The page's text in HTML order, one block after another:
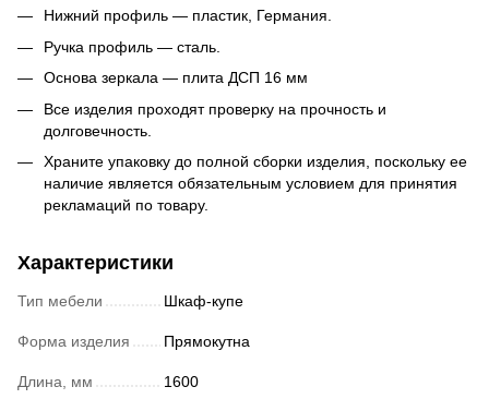
Нижний профиль — пластик, Германия.
Ручка профиль — сталь.
Основа зеркала — плита ДСП 16 мм
Все изделия проходят проверку на прочность и
долговечность.
Храните упаковку до полной сборки изделия, поскольку ее
наличие является обязательным условием для принятия
рекламаций по товару.
Характеристики
Тип мебели Шкаф-купе
Форма изделия Прямокутна
Длина, мм 1600